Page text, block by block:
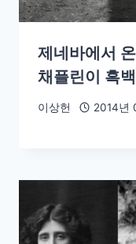
제네바에서
채플린이 흑
이상헌 2014년